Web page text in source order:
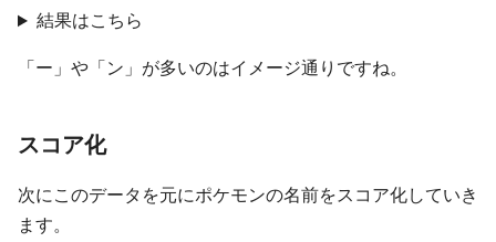
結果はこちら
「ー」や「ン」が多いのはイメージ通りですね。
スコア化
次にこのデータを元にポケモンの名前をスコア化していき
ます。